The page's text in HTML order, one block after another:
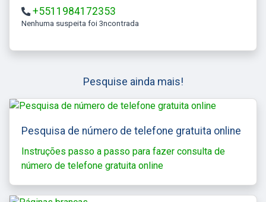
+5511984172353
Nenhuma suspeita foi 3ncontrada
Pesquise ainda mais!
Pesquisa de número de telefone gratuita online
Instruções passo a passo para fazer consulta de
número de telefone gratuita online